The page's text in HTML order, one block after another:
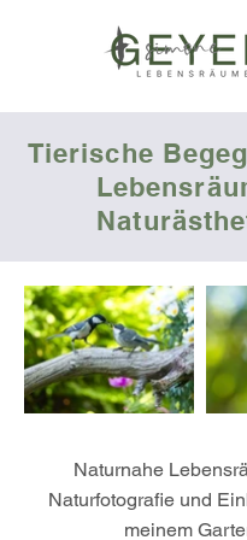
Tierische
Naturnahe
Naturfotografie und
meinem